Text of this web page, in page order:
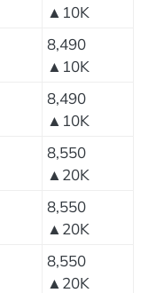
▲10K
8,490
▲10K
8,490
▲10K
8,550
▲20K
8,550
▲20K
8,550
▲20K